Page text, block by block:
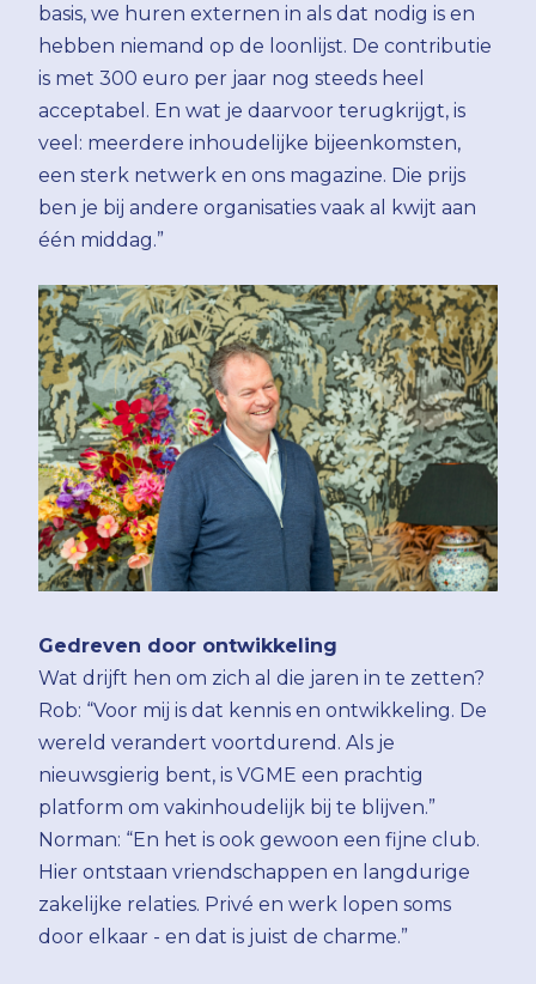
basis, we huren externen in als dat nodig is en
hebben niemand op de loonlijst. De contributie
is met 300 euro per jaar nog steeds heel
acceptabel. En wat je daarvoor terugkrijgt, is
veel: meerdere inhoudelijke bijeenkomsten,
een sterk netwerk en ons magazine. Die prijs
ben je bij andere organisaties vaak al kwijt aan
één middag.”
Gedreven door ontwikkeling
Wat drijft hen om zich al die jaren in te zetten?
Rob: “Voor mij is dat kennis en ontwikkeling. De
wereld verandert voortdurend. Als je
nieuwsgierig bent, is VGME een prachtig
platform om vakinhoudelijk bij te blijven.”
Norman: “En het is ook gewoon een fijne club.
Hier ontstaan vriendschappen en langdurige
zakelijke relaties. Privé en werk lopen soms
door elkaar - en dat is juist de charme.”